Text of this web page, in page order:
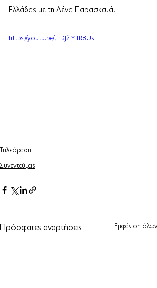
Ελλάδας με τη Λένα Παρασκευά.
https://youtu.be/lLDJ2MTR8Us
Τηλεόραση
Συνεντεύξεις
Πρόσφατες αναρτήσεις Εμφάνιση όλων